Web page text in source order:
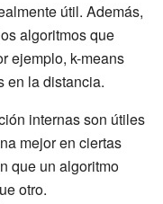
útil. Además,
algoritmos que
ejemplo, k-means
en la distancia.
internas son útiles
mejor en ciertas
que un algoritmo
otro.